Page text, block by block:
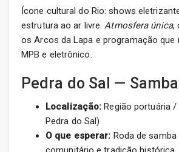
Ícone cultural do Rio: shows
estrutura ao ar livre.Atmosfera única,
os Arcos da Lapa e programação que
MPB e eletrônico.
Pedra do Sal —
Localização: Região portuária /
Pedra do Sal)
O que esperar: Roda de